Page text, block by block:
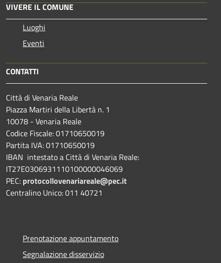
VIVERE IL COMUNE
Luoghi
Eventi
CONTATTI
Città di Venaria Reale
Piazza Martiri della Libertà n. 1
10078 - Venaria Reale
Codice Fiscale: 01710650019
Partita IVA: 01710650019
IBAN intestato a Città di Venaria Reale:
IT27E0306931110100000046069
PEC: protocollovenariareale@pec.it
Centralino Unico: 011 40721
Prenotazione appuntamento
Segnalazione disservizio